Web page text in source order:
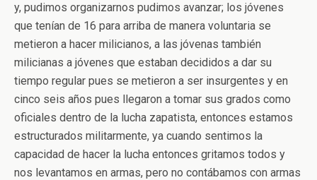
y, pudimos organizarnos pudimos avanzar; los jóvenes
que tenían de 16 para arriba de manera voluntaria se
metieron a hacer milicianos, a las jóvenas también
milicianas a jóvenes que estaban decididos a dar su
tiempo regular pues se metieron a ser insurgentes y en
cinco seis años pues llegaron a tomar sus grados como
oficiales dentro de la lucha zapatista, entonces estamos
estructurados militarmente, ya cuando sentimos la
capacidad de hacer la lucha entonces gritamos todos y
nos levantamos en armas, pero no contábamos con armas